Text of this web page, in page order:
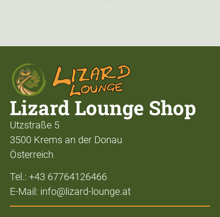
Lizard Lounge Shop
Utzstraße 5
3500 Krems an der Donau
Österreich
Tel.: +43 67764126466
E-Mail: info@lizard-lounge.at